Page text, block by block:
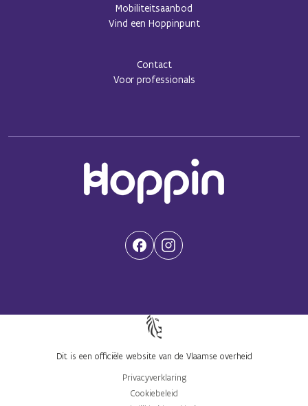
Mobiliteitsaanbod
Vind een Hoppinpunt
Contact
Voor professionals
(Opent in een nieuwe tab)
(Opent in een nieuwe tab)
Dit is een officiële website van de Vlaamse overheid
Privacyverklaring
Cookiebeleid